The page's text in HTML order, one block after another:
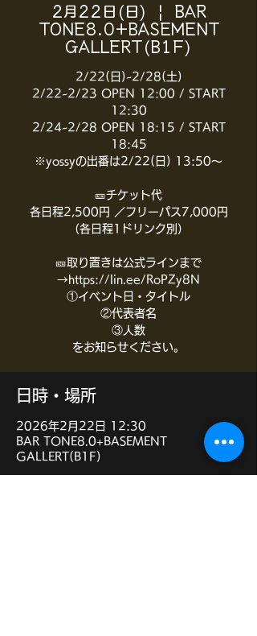
2月22日(日)
  |
BAR
TONE8.0+BASEMENT
GALLERT(B1F)
2/22(日)~2/28(土)
2/22~2/23 OPEN 12:00 / START
12:30
2/24~2/28 OPEN 18:15 / START
18:45
※yossyの出番は2/22(日) 13:50〜
🎫チケット代
各日程2,500円 ／フリーパス7,000円
（各日程1ドリンク別）
🎫取り置きは公式ラインまで
→https://lin.ee/RoPZy8N
①イベント日・タイトル
②代表者名
③人数
をお知らせください。
日時・場所
2026年2月22日 12:30
BAR TONE8.0+BASEMENT
GALLERT(B1F)